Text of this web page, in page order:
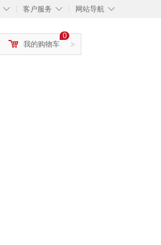
◇ ◇
客户服务 ◇
网站导航
>
0
我的购物车